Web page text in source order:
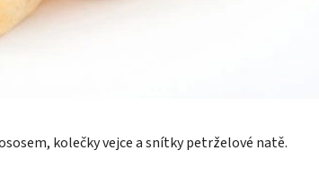
kolečky vejce a snítky petrželové natě.